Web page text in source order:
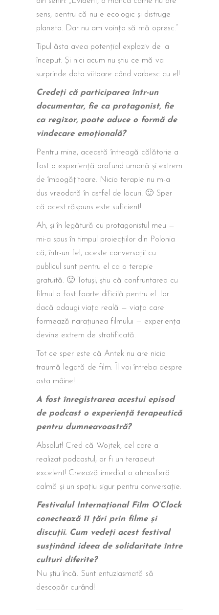
sens, pentru că nu e ecologic și distruge
planeta. Dar nu am voința să mă opresc.”
Tipul ăsta avea potențial exploziv de la
început. Și nici acum nu știu ce mă va
surprinde data viitoare când vorbesc cu el!
Credeți că participarea într-un
documentar, fie ca protagonist, fie
ca regizor, poate aduce o formă de
vindecare emoțională?
Pentru mine, această întreagă călătorie a
fost o experiență profund umană și extrem
de îmbogățitoare. Nicio terapie nu m-a
dus vreodată în astfel de locuri! 🙂 Sper
că acest răspuns este suficient!
Ah, și în legătură cu protagonistul meu —
mi-a spus în timpul proiecțiilor din Polonia
că, într-un fel, aceste conversații cu
publicul sunt pentru el ca o terapie
gratuită. 🙂 Totuși, știu că confruntarea cu
filmul a fost foarte dificilă pentru el. Iar
dacă adaugi viața reală — viața care
formează narațiunea filmului — experiența
devine extrem de stratificată.
Tot ce sper este că Antek nu are nicio
traumă legată de film. Îl voi întreba despre
asta mâine!
A fost înregistrarea acestui episod
de podcast o experiență terapeutică
pentru dumneavoastră?
Absolut! Cred că Wojtek, cel care a
realizat podcastul, ar fi un terapeut
excelent! Creează imediat o atmosferă
calmă și un spațiu sigur pentru conversație.
Festivalul Internațional Film O’Clock
conectează 11 țări prin filme și
discuții. Cum vedeți acest festival
susținând ideea de solidaritate între
culturi diferite?
Nu știu încă. Sunt entuziasmată să
descopăr curând!